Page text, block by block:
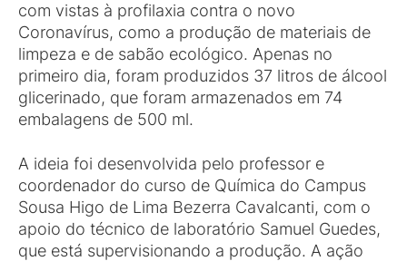
com vistas à profilaxia contra o novo
Coronavírus, como a produção de materiais de
limpeza e de sabão ecológico. Apenas no
primeiro dia, foram produzidos 37 litros de álcool
glicerinado, que foram armazenados em 74
embalagens de 500 ml.
A ideia foi desenvolvida pelo professor e
coordenador do curso de Química do Campus
Sousa Higo de Lima Bezerra Cavalcanti, com o
apoio do técnico de laboratório Samuel Guedes,
que está supervisionando a produção. A ação